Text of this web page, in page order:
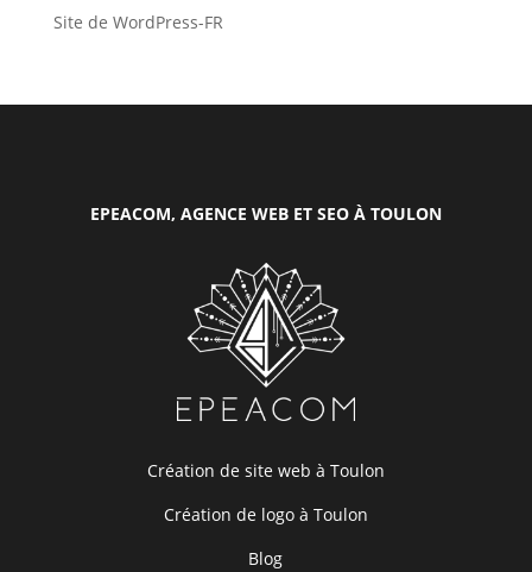
Site de WordPress-FR
EPEACOM, AGENCE WEB ET SEO À TOULON
Création de site web à Toulon
Création de logo à Toulon
Blog